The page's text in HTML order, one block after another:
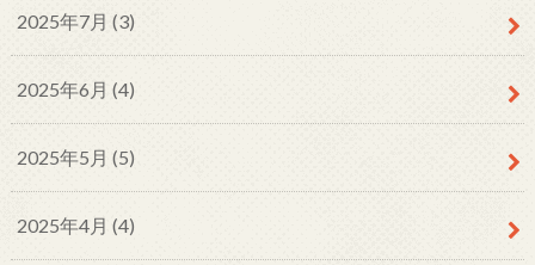
2025年7月 (3)
2025年6月 (4)
2025年5月 (5)
2025年4月 (4)